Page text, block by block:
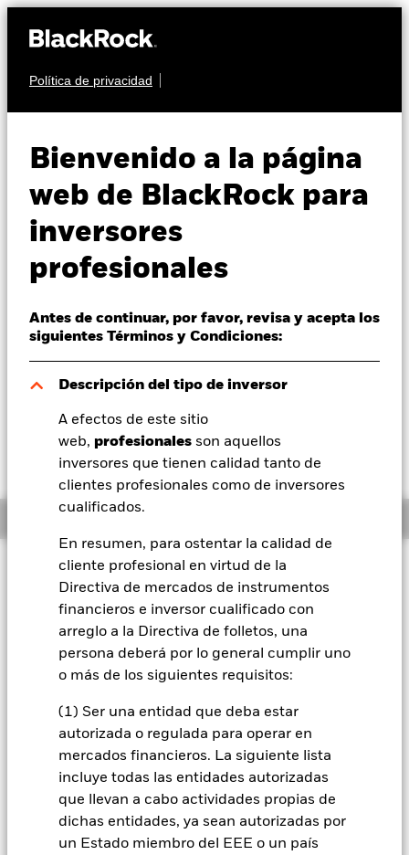
Política de privacidad
Bienvenido a la página
web de BlackRock para
inversores
profesionales
Antes de continuar, por favor, revisa y acepta los
siguientes Términos y Condiciones:
Descripción del tipo de inversor
A efectos de este sitio
web, profesionales son aquellos
inversores que tienen calidad tanto de
clientes profesionales como de inversores
cualificados.
En resumen, para ostentar la calidad de
cliente profesional en virtud de la
Directiva de mercados de instrumentos
financieros e inversor cualificado con
arreglo a la Directiva de folletos, una
persona deberá por lo general cumplir uno
o más de los siguientes requisitos:
(1) Ser una entidad que deba estar
autorizada o regulada para operar en
mercados financieros. La siguiente lista
incluye todas las entidades autorizadas
que llevan a cabo actividades propias de
dichas entidades, ya sean autorizadas por
un Estado miembro del EEE o un país
Perspectivas
Visión de mercado
Educación
Profesionales
España
Change location
BlackRock
iShares
Nuestra compañía
Fund
Valor liquidativo a 06 ago 2026
GBP 10,51
Variación del valor liquidativo a 06 ago 2026
Filosofía de inversión
El Fondo pretende proporcionar una rentabilidad de su
inversión, con un nivel de riesgo bajo, a través de una
combinación de revalorización del capital y rendimientos de
los activos del Fondo, de forma coherente con los principios
medioambientales, sociales y de gobierno corporativo
(«ESG») aplicados a la inversión. El Fondo invierte a escala
mundial al menos el 80 % de sus activos totales en
participaciones de fondos que persiguen un objetivo o
resultado ESG positivo, y no utiliza únicamente filtros de
exclusión ESG a modo de política ESG, o, en el caso de
exposiciones a bonos del Estado, que siguen índices de
referencia que incorporan requisitos ESG o que están
compuestos por bonos emitidos por gobiernos que tengan
una calificación ESG soberana de al menos BB (según la
definición de proveedores externos de datos ESG), y que